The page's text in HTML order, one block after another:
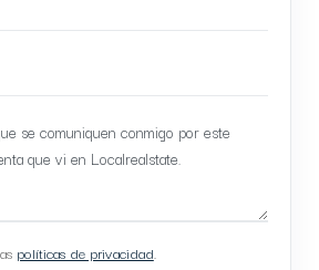
políticas de privacidad.